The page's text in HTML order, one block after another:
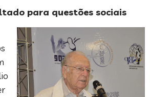
para questões sociais